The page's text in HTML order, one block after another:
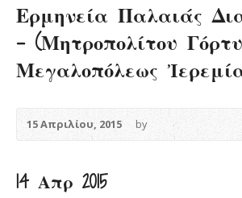
Ερμηνεία Παλαιάς
– (Μητροπολίτου
Μεγαλοπόλεως
15 Απριλίου, 2015 by
14 Απρ 2015